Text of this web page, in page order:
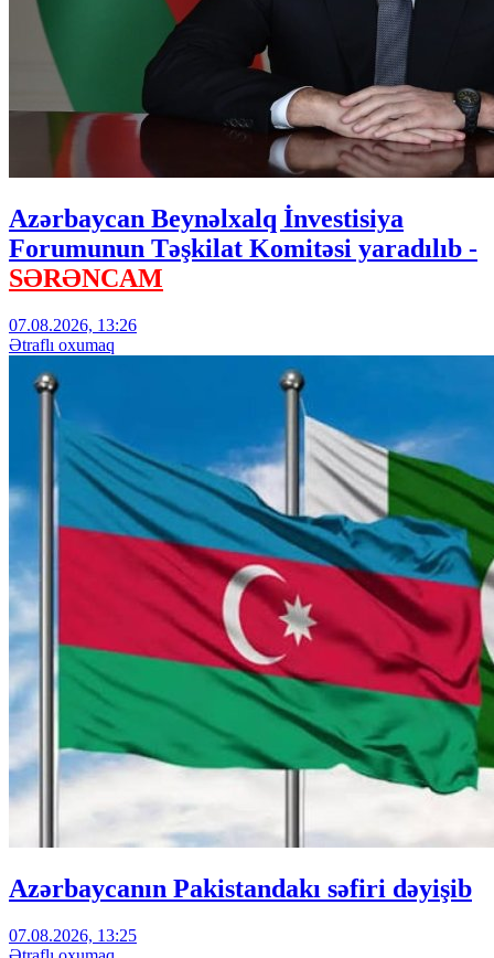
Azərbaycan Beynəlxalq İnvestisiya
Forumunun Təşkilat Komitəsi yaradılıb -
SƏRƏNCAM
07.08.2026, 13:26
Ətraflı oxumaq
Azərbaycanın Pakistandakı səfiri dəyişib
07.08.2026, 13:25